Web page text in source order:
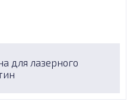
для лазерного